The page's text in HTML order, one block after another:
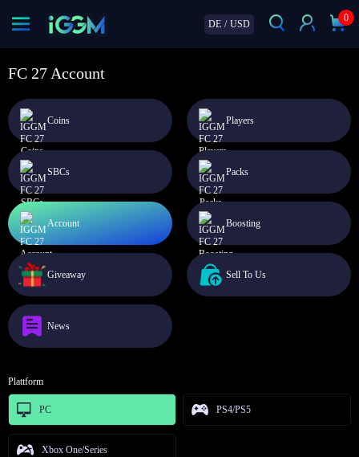
DE / USD
0
FC 27 Account
Coins Players
SBCs Packs
Account Boosting
Giveaway Sell To Us
News
Plattform
PC PS4/PS5
Xbox One/Series